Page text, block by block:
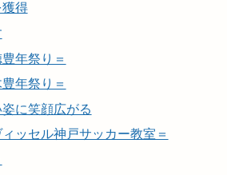
得
年祭り＝
年祭り＝
に笑顔広がる
ッセル神戸サッカー教室＝